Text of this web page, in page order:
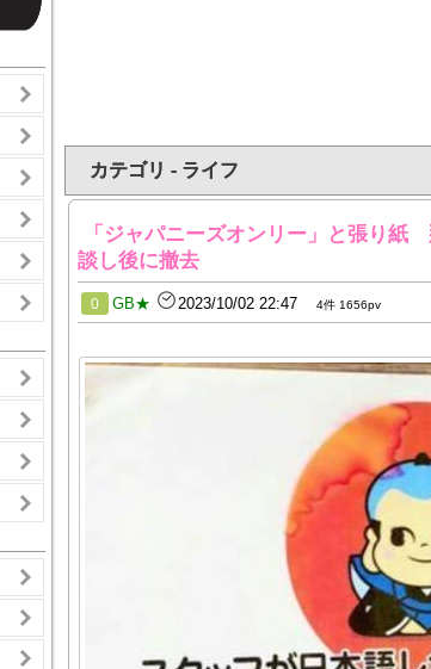
カテゴリ - ライフ
「ジャパニーズオンリー」と張り
談し後に撤去
0 GB★ 2023/10/02 22:47 4件 1656pv